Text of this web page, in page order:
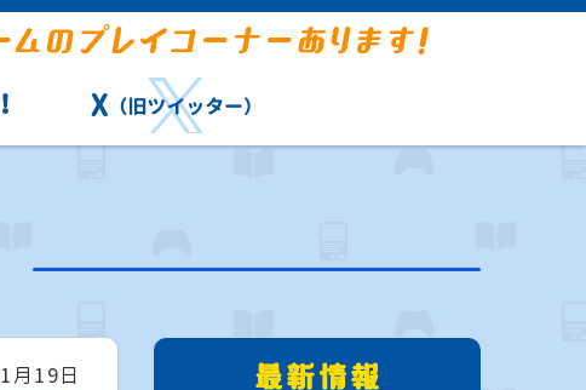
X （旧ツイッター）
月19日